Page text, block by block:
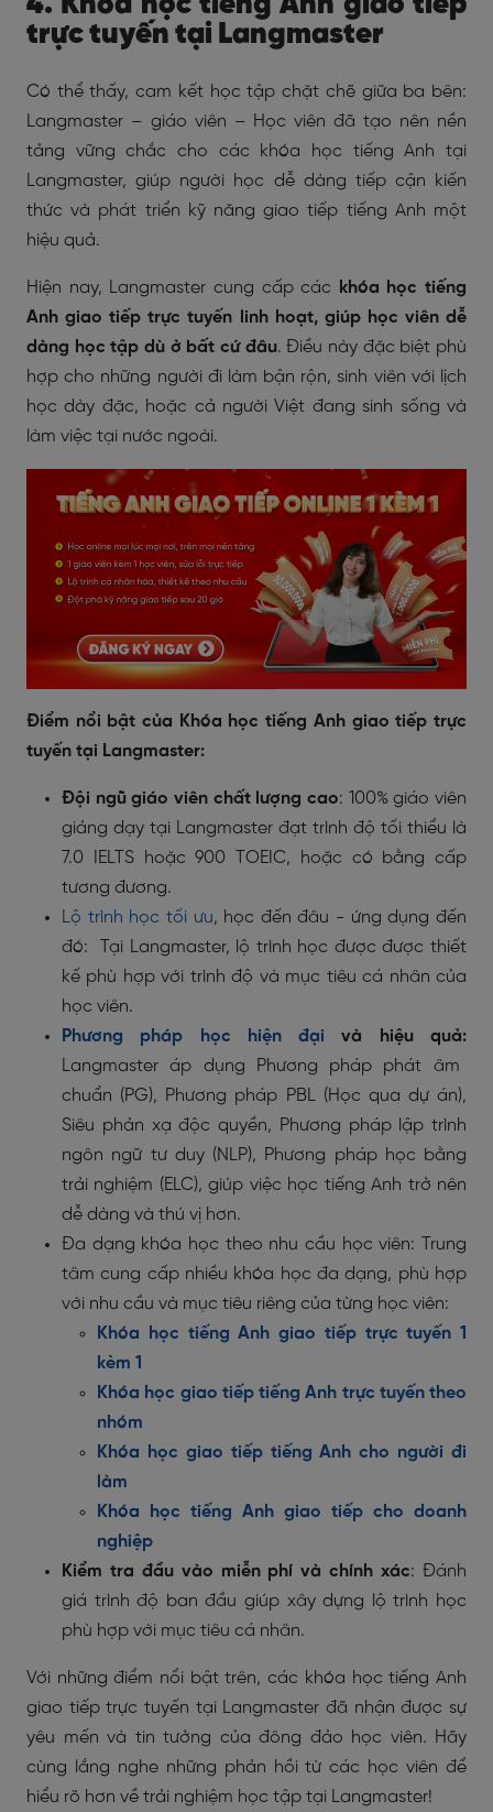
trực tuyến tại Langmaster
Có thể thấy, cam kết học tập chặt chẽ giữa ba bên:
Langmaster – giáo viên – Học viên đã tạo nên nền
tảng vững chắc cho các khóa học tiếng Anh tại
Langmaster, giúp người học dễ dàng tiếp cận kiến
thức và phát triển kỹ năng giao tiếp tiếng Anh một
hiệu quả.
Hiện nay, Langmaster cung cấp các khóa học tiếng
Anh giao tiếp trực tuyến linh hoạt, giúp học viên dễ
dàng học tập dù ở bất cứ đâu. Điều này đặc biệt phù
hợp cho những người đi làm bận rộn, sinh viên với lịch
học dày đặc, hoặc cả người Việt đang sinh sống và
làm việc tại nước ngoài.
Điểm nổi bật của Khóa học tiếng Anh giao tiếp trực
tuyến tại Langmaster:
Đội ngũ giáo viên chất lượng cao: 100% giáo viên
giảng dạy tại Langmaster đạt trình độ tối thiểu là
7.0 IELTS hoặc 900 TOEIC, hoặc có bằng cấp
tương đương.
Lộ trình học tối ưu, học đến đâu - ứng dụng đến
đó: Tại Langmaster, lộ trình học được được thiết
kế phù hợp với trình độ và mục tiêu cá nhân của
học viên.
Phương pháp học hiện đại và hiệu quả:
Langmaster áp dụng
Phương pháp phát âm
chuẩn (PG), Phương pháp PBL (Học qua dự án),
Siêu phản xạ độc quyền, Phương pháp lập trình
ngôn ngữ tư duy (NLP), Phương pháp học bằng
trải nghiệm (ELC), giúp việc học tiếng Anh trở nên
dễ dàng và thú vị hơn.
Đa dạng khóa học theo nhu cầu học viên: Trung
tâm cung cấp nhiều khóa học đa dạng, phù hợp
với nhu cầu và mục tiêu riêng của từng học viên:
Khóa học tiếng Anh giao tiếp trực tuyến 1
kèm 1
Khóa học giao tiếp tiếng Anh trực tuyến theo
nhóm
Khóa học giao tiếp tiếng Anh cho người đi
làm
Khóa học tiếng Anh giao tiếp cho doanh
nghiệp
Kiểm tra đầu vào miễn phí và chính xác: Đánh
giá trình độ ban đầu giúp xây dựng lộ trình học
phù hợp với mục tiêu cá nhân.
Với những điểm nổi bật trên, các khóa học tiếng Anh
giao tiếp trực tuyến tại Langmaster đã nhận được sự
yêu mến và tin tưởng của đông đảo học viên. Hãy
cùng lắng nghe những phản hồi từ các học viên để
hiểu rõ hơn về trải nghiệm học tập tại Langmaster!